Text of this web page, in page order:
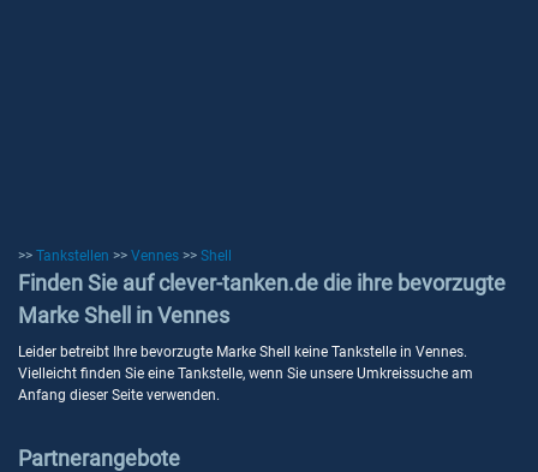
>> Tankstellen >> Vennes >> Shell
Finden Sie auf clever-tanken.de die ihre bevorzugte
Marke Shell in Vennes
Leider betreibt Ihre bevorzugte Marke Shell keine Tankstelle in Vennes.
Vielleicht finden Sie eine Tankstelle, wenn Sie unsere Umkreissuche am
Anfang dieser Seite verwenden.
Partnerangebote